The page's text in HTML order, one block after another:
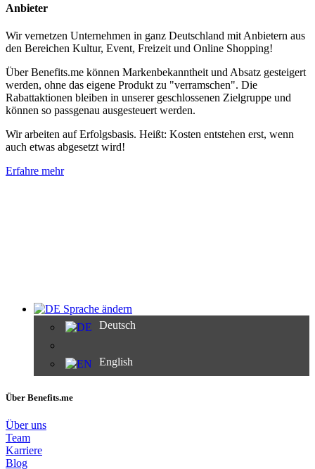
Anbieter
Wir vernetzen Unternehmen in ganz Deutschland mit Anbietern aus
den Bereichen Kultur, Event, Freizeit und Online Shopping!
Über Benefits.me können Markenbekanntheit und Absatz gesteigert
werden, ohne das eigene Produkt zu "verramschen". Die
Rabattaktionen bleiben in unserer geschlossenen Zielgruppe und
können so passgenau ausgesteuert werden.
Wir arbeiten auf Erfolgsbasis. Heißt: Kosten entstehen erst, wenn
auch etwas abgesetzt wird!
Erfahre mehr
Sprache ändern
Deutsch
English
Über Benefits.me
Über uns
Team
Karriere
Blog